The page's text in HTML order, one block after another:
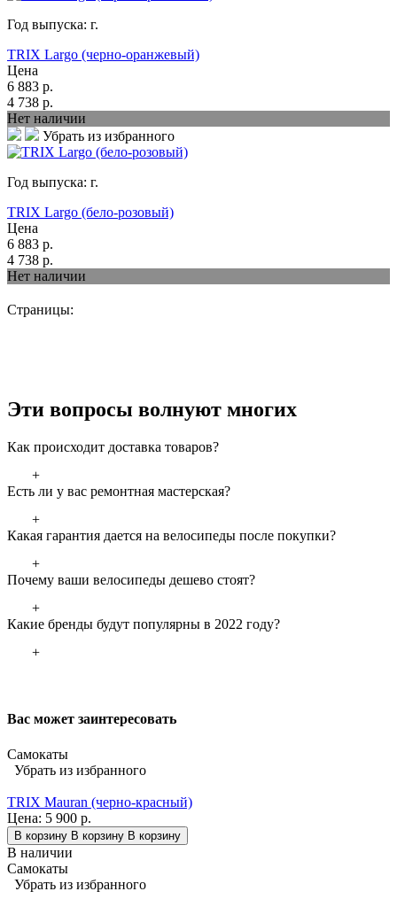
Год выпуска: г.
TRIX Largo (черно-оранжевый)
Цена
6 883 р.
4 738 р.
Нет наличии
Убрать из избранного
Год выпуска: г.
TRIX Largo (бело-розовый)
Цена
6 883 р.
4 738 р.
Нет наличии
Страницы:
Эти вопросы волнуют многих
Как происходит доставка товаров?
+
Есть ли у вас ремонтная мастерская?
+
Какая гарантия дается на велосипеды после покупки?
+
Почему ваши велосипеды дешево стоят?
+
Какие бренды будут популярны в 2022 году?
+
Вас может заинтересовать
Самокаты
Убрать из избранного
TRIX Mauran (черно-красный)
Цена: 5 900 р.
В корзину В корзину В корзину
В наличии
Самокаты
Убрать из избранного